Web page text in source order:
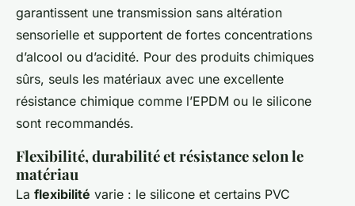
garantissent une transmission sans altération
sensorielle et supportent de fortes concentrations
d’alcool ou d’acidité. Pour des produits chimiques
sûrs, seuls les matériaux avec une excellente
résistance chimique comme l’EPDM ou le silicone
sont recommandés.
Flexibilité, durabilité et résistance selon le
matériau
La flexibilité varie : le silicone et certains PVC